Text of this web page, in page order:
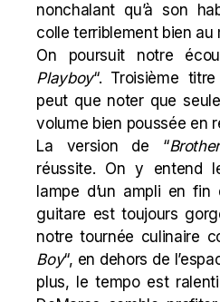
nonchalant qu’à son
colle terriblement bien
On poursuit notre
Playboy“. Troisième
peut que noter que
volume bien poussée en
La version de “Brother
réussite. On y entend
lampe d’un ampli en
guitare est toujours
notre tournée culinaire
Boy“, en dehors de
plus, le tempo est